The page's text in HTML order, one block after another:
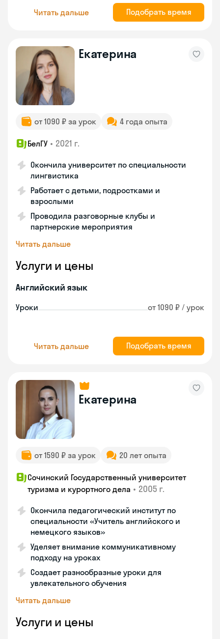
Читать дальше Подобрать время
Екатерина
от 1090 ₽ за урок 4 года опыта
БелГУ • 2021 г.
Окончила университет по специальности
лингвистика
Работает с детьми, подростками и
взрослыми
Проводила разговорные клубы и
партнерские мероприятия
Читать дальше
Услуги и цены
Английский язык
Уроки от 1090 ₽ / урок
Читать дальше Подобрать время
Екатерина
от 1590 ₽ за урок 20 лет опыта
Сочинский Государственный университет
туризма и курортного дела • 2005 г.
Окончила педагогический институт по
специальности «Учитель английского и
немецкого языков»
Уделяет внимание коммуникативному
подходу на уроках
Создает разнообразные уроки для
увлекательного обучения
Читать дальше
Услуги и цены